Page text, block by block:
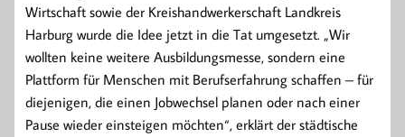
Wirtschaft sowie der Kreishandwerkerschaft Landkreis
Harburg wurde die Idee jetzt in die Tat umgesetzt. „Wir
wollten keine weitere Ausbildungsmesse, sondern eine
Plattform für Menschen mit Berufserfahrung schaffen – für
diejenigen, die einen Jobwechsel planen oder nach einer
Pause wieder einsteigen möchten“, erklärt der städtische